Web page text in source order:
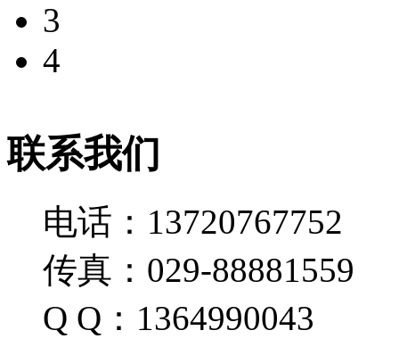
3
4
联系我们
电话：13720767752
传真：029-88881559
Q Q：1364990043